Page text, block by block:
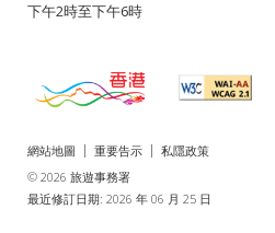
下午2時至下午6時
網站地圖 重要告示
私隱政策
© 2026 旅遊事務署
最近修訂日期: 2026 年 06 月 25 日